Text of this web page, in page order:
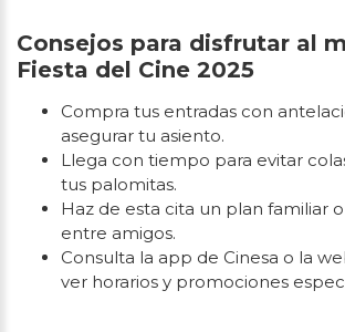
Consejos para disfrutar al
Fiesta del Cine 2025
Compra tus entradas con
asegurar tu asiento.
Llega con tiempo para evitar
tus palomitas.
Haz de esta cita un plan familiar
entre amigos.
Consulta la app de Cinesa o la
ver horarios y promociones